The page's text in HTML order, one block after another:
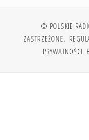
© POLSKIE
ZASTRZEŻONE.
PRYWATNOŚCI